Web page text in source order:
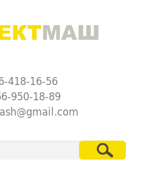
418-16-56
950-18-89